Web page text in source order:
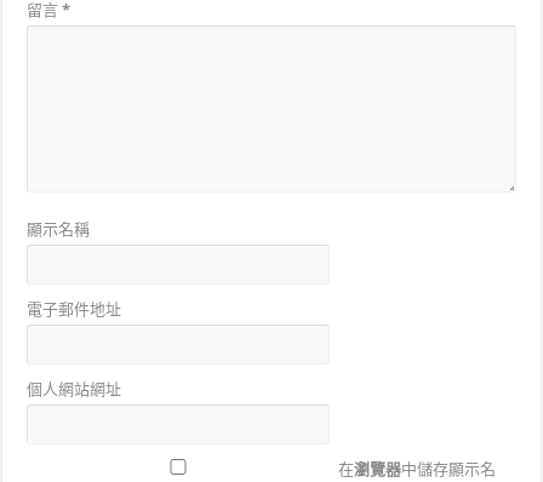
留言*
顯示名稱
電子郵件地址
個人網站網址
在瀏覽器中儲存顯示名